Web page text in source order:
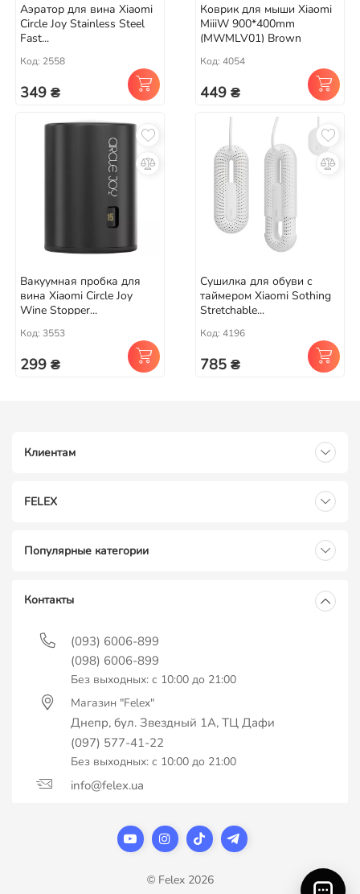
Аэратор для вина Xiaomi
Circle Joy Stainless Steel
Fast...
Код: 2558
349 ₴
Коврик для мыши Xiaomi
MiiiW 900*400mm
(MWMLV01) Brown
Код: 4054
449 ₴
Вакуумная пробка для
вина Xiaomi Circle Joy
Wine Stopper...
Код: 3553
299 ₴
Сушилка для обуви с
таймером Xiaomi Sothing
Stretchable...
Код: 4196
785 ₴
Клиентам
FELEX
Популярные категории
Контакты
(093) 6006-899
(098) 6006-899
Без выходных: с 10:00 до 21:00
Магазин "Felex"
Днепр, бул. Звездный 1А, ТЦ Дафи
(097) 577-41-22
Без выходных: с 10:00 до 21:00
info@felex.ua
© Felex 2026